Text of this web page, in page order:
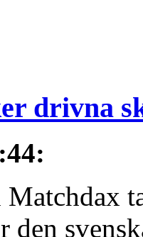
drivna
:
den